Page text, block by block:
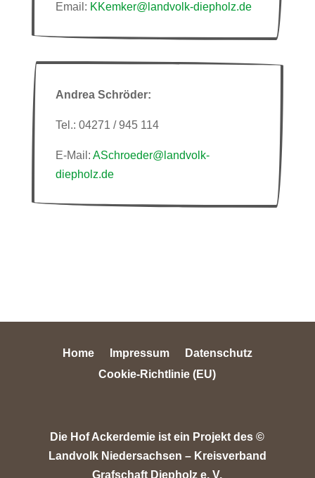
Email: KKemker@landvolk-diepholz.de
Andrea Schröder:
Tel.: 04271 / 945 114
E-Mail: ASchroeder@landvolk-
diepholz.de
Home Impressum
Datenschutz
Cookie-Richtlinie (EU)
Die Hof Ackerdemie ist ein Projekt des ©
Landvolk Niedersachsen – Kreisverband
Grafschaft Diepholz e. V.